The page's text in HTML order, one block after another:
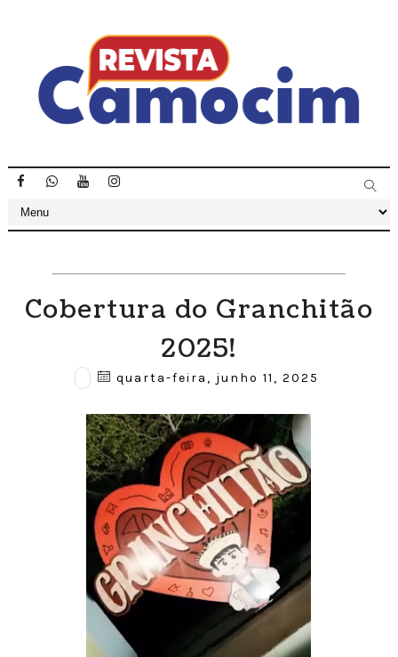
Cobertura do Granchitão
2025!
quarta-feira, junho 11, 2025